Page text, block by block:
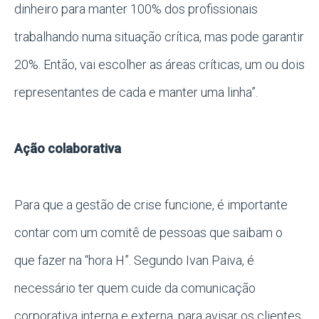
dinheiro para manter 100% dos profissionais
trabalhando numa situação crítica, mas pode garantir
20%. Então, vai escolher as áreas críticas, um ou dois
representantes de cada e manter uma linha”.
Ação colaborativa
Para que a gestão de crise funcione, é importante
contar com um comitê de pessoas que saibam o
que fazer na “hora H”. Segundo Ivan Paiva, é
necessário ter quem cuide da comunicação